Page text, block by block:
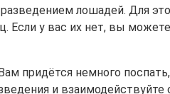
лошадей. Для
у вас их нет, вы
придётся немного
и взаимодействуйте